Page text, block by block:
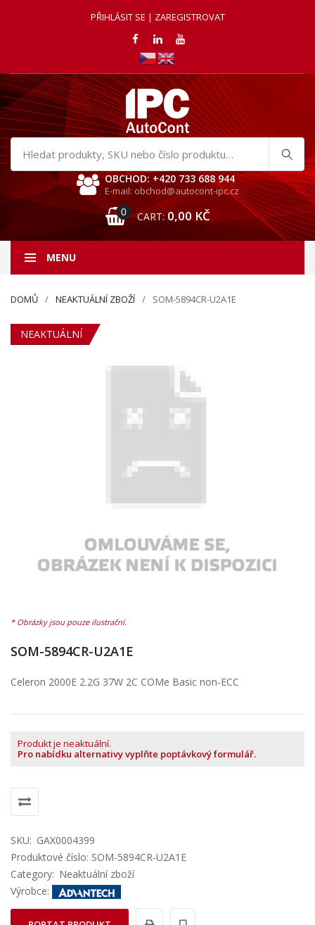
PŘIHLÁSIT SE | ZAREGISTROVAT
Hledat
produkty
OBCHOD: +420 733 688 944
E-mail: obchod@autocont-ipc.cz
0 CART: 0,00 KČ
MENU
DOMŮ NEAKTUÁLNÍ ZBOŽÍ SOM-5894CR-U2A1E
NEAKTUÁLNÍ
SOM-5894CR-U2A1E
Celeron 2000E 2.2G 37W 2C COMe Basic non-ECC
Produkt je neaktuální.
Pro nabídku alternativy vyplňte poptávkový formulář.
SKU: GAX0004399
Produktové číslo: SOM-5894CR-U2A1E
Category: Neaktuální zboží
Výrobce: